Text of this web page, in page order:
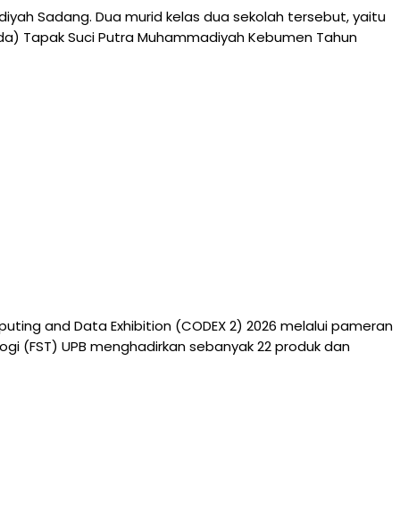
Sadang. Dua murid kelas dua sekolah tersebut, yaitu
Tapak Suci Putra Muhammadiyah Kebumen Tahun
and Data Exhibition (CODEX 2) 2026 melalui pameran
(FST) UPB menghadirkan sebanyak 22 produk dan